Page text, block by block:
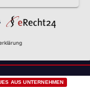
AUS UNTERNEHMEN